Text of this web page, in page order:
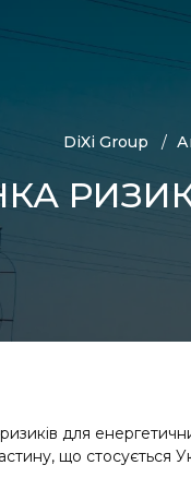
DiXi Group
для
що стосується